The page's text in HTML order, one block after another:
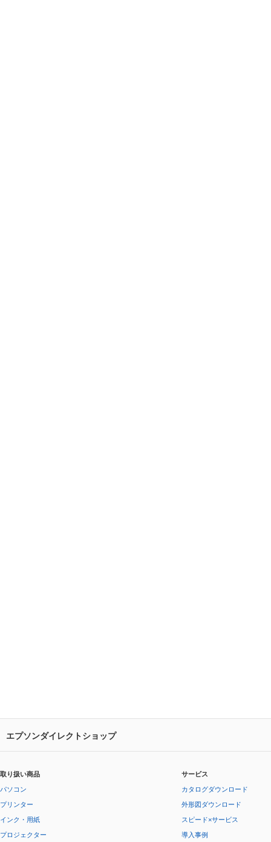
エプソンダイレクトショップ
取り扱い商品
パソコン
プリンター
インク・用紙
プロジェクター
サービス
カタログダウンロード
外形図ダウンロード
スピード×サービス
導入事例